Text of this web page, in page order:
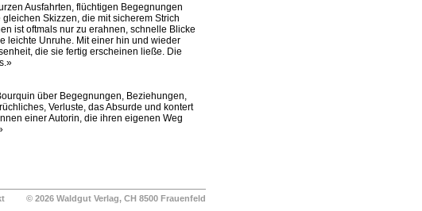
Ausfahrten, flüchtigen Begegnungen
Skizzen, die mit sicherem Strich
ist oftmals nur zu erahnen, schnelle Blicke
leichte Unruhe. Mit einer hin und wieder
die sie fertig erscheinen ließe. Die
über Begegnungen, Beziehungen,
Verluste, das Absurde und kontert
einer Autorin, die ihren eigenen Weg
© 2026 Waldgut Verlag, CH 8500 Frauenfeld